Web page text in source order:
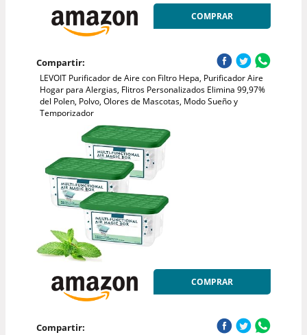
COMPRAR
Compartir:
LEVOIT Purificador de Aire con Filtro Hepa, Purificador Aire
Hogar para Alergias, Flitros Personalizados Elimina 99,97%
del Polen, Polvo, Olores de Mascotas, Modo Sueño y
Temporizador
COMPRAR
Compartir: